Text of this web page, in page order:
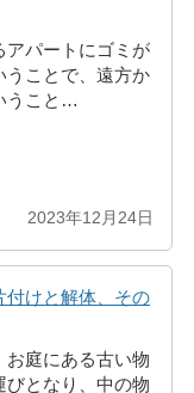
アパートにゴミが
うことで、遠方か
うこと…
2023年12月24日
付けと解体、その
お庭にある古い物
びとなり、中の物